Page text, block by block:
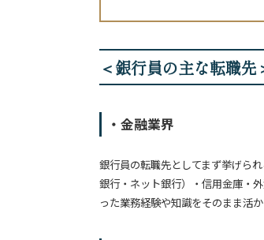
＜銀行員の主な転職先
・金融業界
銀行員の転職先としてまず挙げら
銀行・ネット銀行）・信用金庫・
った業務経験や知識をそのまま活